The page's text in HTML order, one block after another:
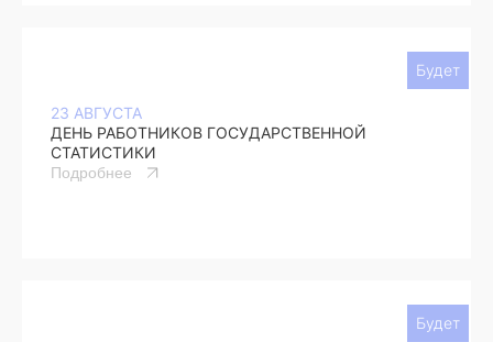
Будет
23 АВГУСТА
ДЕНЬ РАБОТНИКОВ ГОСУДАРСТВЕННОЙ
СТАТИСТИКИ
Подробнее
Будет